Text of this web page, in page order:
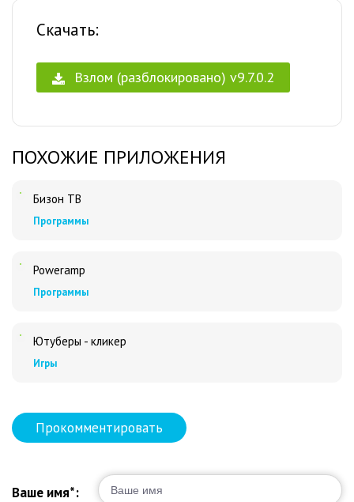
Скачать:
Взлом (разблокировано) v9.7.0.2
ПОХОЖИЕ ПРИЛОЖЕНИЯ
Бизон ТВ
Программы
Poweramp
Программы
Ютуберы - кликер
Игры
Прокомментировать
Ваше имя*: